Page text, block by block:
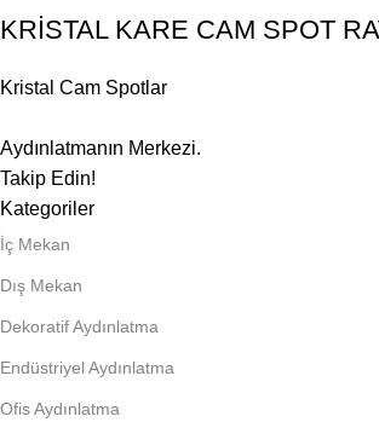
KRİSTAL KARE CAM SPOT
Kristal Cam Spotlar
Aydınlatmanın Merkezi.
Takip Edin!
Kategoriler
İç Mekan
Dış Mekan
Dekoratif Aydınlatma
Endüstriyel Aydınlatma
Ofis Aydınlatma